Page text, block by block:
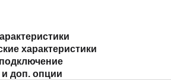
характеристики
и доп. опции